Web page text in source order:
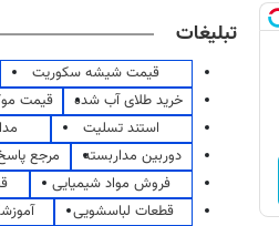
تبلیغات
قیمت شیشه سکوریت
خرید طلای آب شده
قیمت
استند تسلیت
دوربین مداربسته
مرجع
فروش مواد شیمیایی
قطعات لباسشویی